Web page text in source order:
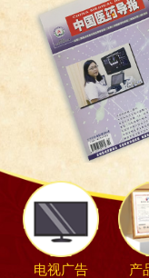
电视广告 产